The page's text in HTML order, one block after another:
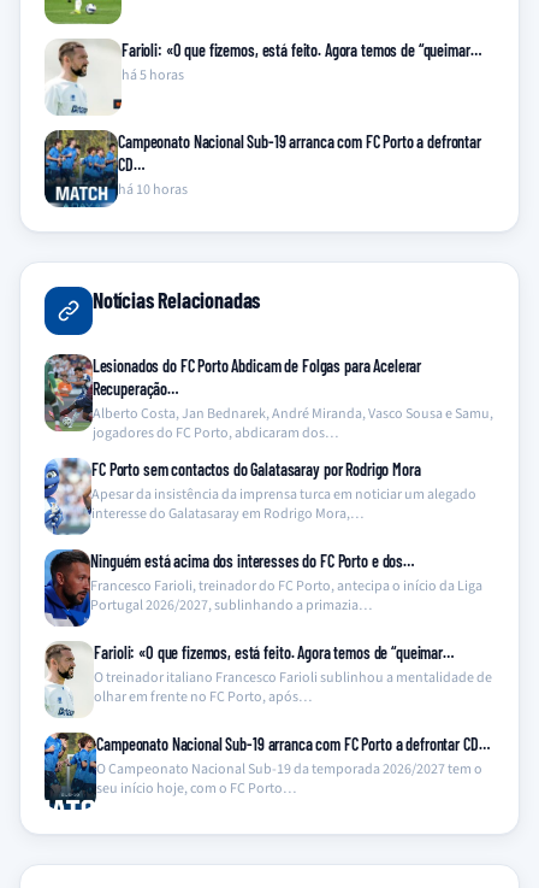
Farioli: «O que fizemos, está feito. Agora temos de “queimar…
há 5 horas
Campeonato Nacional Sub-19 arranca com FC Porto a defrontar
CD…
há 10 horas
Notícias Relacionadas
Lesionados do FC Porto Abdicam de Folgas para Acelerar
Recuperação…
Alberto Costa, Jan Bednarek, André Miranda, Vasco Sousa e Samu,
jogadores do FC Porto, abdicaram dos…
FC Porto sem contactos do Galatasaray por Rodrigo Mora
Apesar da insistência da imprensa turca em noticiar um alegado
interesse do Galatasaray em Rodrigo Mora,…
Ninguém está acima dos interesses do FC Porto e dos…
Francesco Farioli, treinador do FC Porto, antecipa o início da Liga
Portugal 2026/2027, sublinhando a primazia…
Farioli: «O que fizemos, está feito. Agora temos de “queimar…
O treinador italiano Francesco Farioli sublinhou a mentalidade de
olhar em frente no FC Porto, após…
Campeonato Nacional Sub-19 arranca com FC Porto a defrontar CD…
O Campeonato Nacional Sub-19 da temporada 2026/2027 tem o
seu início hoje, com o FC Porto…